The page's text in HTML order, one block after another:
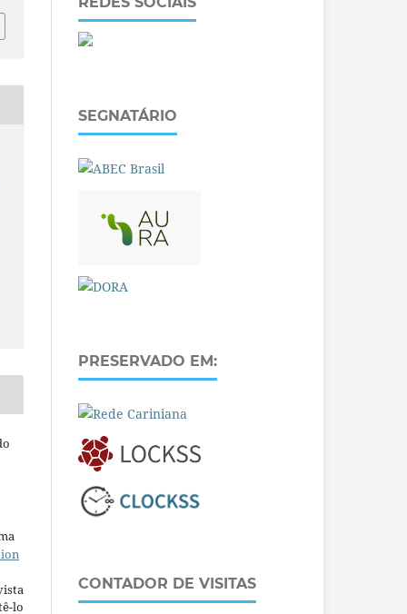
lo
SEGNATÁRIO
PRESERVADO EM:
CONTADOR DE VISITAS